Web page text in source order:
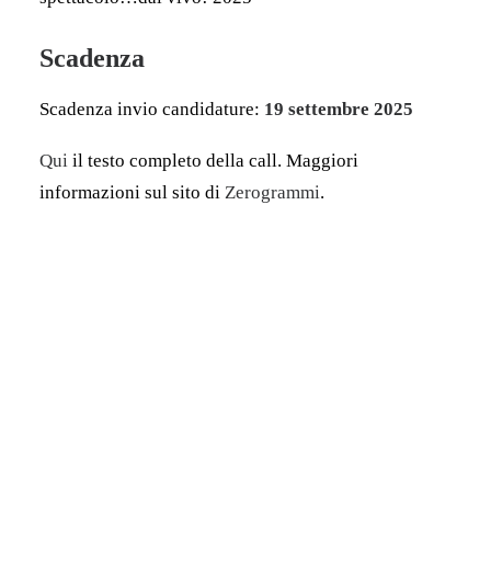
Scadenza
Scadenza invio candidature: 19 settembre 2025
Qui il testo completo della call. Maggiori
informazioni sul sito di Zerogrammi.